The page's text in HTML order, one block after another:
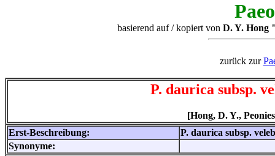
basierend auf / kopiert von D. Y. Hong
zurück zur
P. daurica subsp.
[Hong, D. Y.,
Erst-Beschreibung:
P. daurica subsp.
Synonyme: